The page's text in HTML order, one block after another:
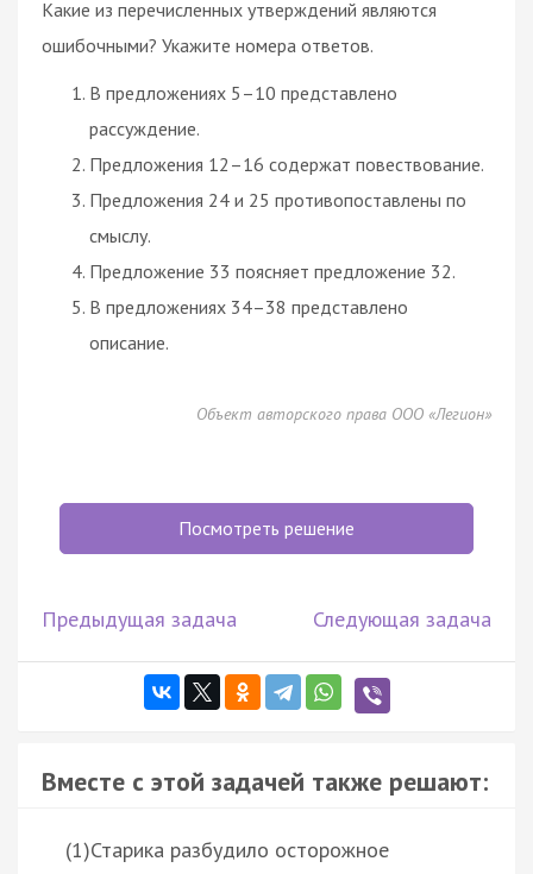
Какие из перечисленных утверждений являются
ошибочными? Укажите номера ответов.
В предложениях 5–10 представлено
рассуждение.
Предложения 12–16 содержат повествование.
Предложения 24 и 25 противопоставлены по
смыслу.
Предложение 33 поясняет предложение 32.
В предложениях 34–38 представлено
описание.
Объект авторского права ООО «Легион»
Посмотреть решение
Предыдущая задача Следующая задача
Вместе с этой задачей также решают:
(1)Старика разбудило осторожное